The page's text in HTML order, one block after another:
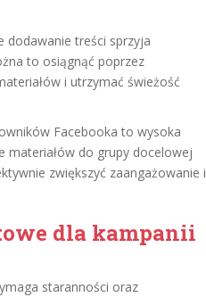
dodawanie treści sprzyja
to osiągnąć poprzez
i utrzymać świeżość
Facebooka to wysoka
materiałów do grupy docelowej
zwiększyć zaangażowanie i
dla kampanii
staranności oraz